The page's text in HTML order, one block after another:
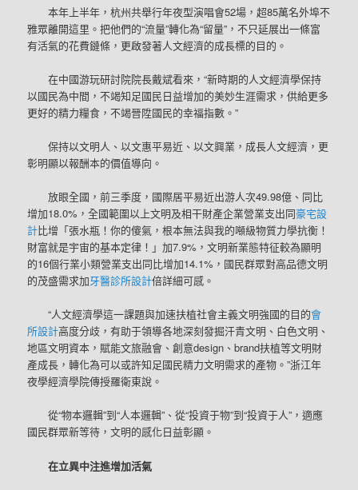
本年上半年，杭州共舉行年夜型演唱會52場，超85萬名外埠不
雅眾離開這里。把他們的“流量”轉化為“留量”，不只延展出一條富
有活氣的花費鏈條，更啟發著人文經濟的成長標的目的。
在中國游玩研討院院長戴斌看來，“新時期的人文經濟學保持
以國民為中間，不竭知足國民日益增加的美妙生涯需求，供給更多
更好的精力糧食，不竭晉陞國民的幸福指數。”
保持以文明人、以文惠平易近、以文興業，成長人文經濟，更
彰明顯以報酬本的價值導向。
放眼全國，前三季度，國際居平易近出游人次49.98億、同比
增加18.0%，全國範圍以上文明及相干財產企業營業支出同豪宅設
計比增「張水瓶！你的傻氣，根本無法與我的噸級物質力學抗衡！
財富就是宇宙的基本定律！」加7.9%，文明新業態特征較為顯明
的16個行業小類營業支出同比增加14.1%，國民群眾對高品德文明
的茂盛需求加牙醫診所設計倍詳細可感。
“人文經濟學這一課題與加速扶植社會主義文明強國的目的會
所設計高度分歧，有助于領導各地深刻發掘汗青文明、白色文明、
地區文明資本，賦能文旅融會、創意design、brand扶植等文明財
產成長，轉化為可以或許知足國民精力文明需求的產物。”浙江年
夜學經濟學院傳授羅衛東說。
從“物本邏輯”到“人本邏輯”、從“投資于物”到“投資于人”，適應
國民群眾新等待，文明的感化日益彰顯。
在立異中注進增加活氣